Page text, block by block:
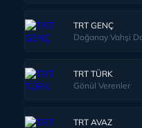
TRT GENÇ
Doğanay Vahşi
TRT TÜRK
Gönül Verenler
TRT AVAZ